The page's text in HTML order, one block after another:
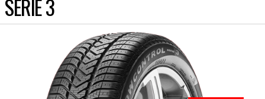
SERIE 3